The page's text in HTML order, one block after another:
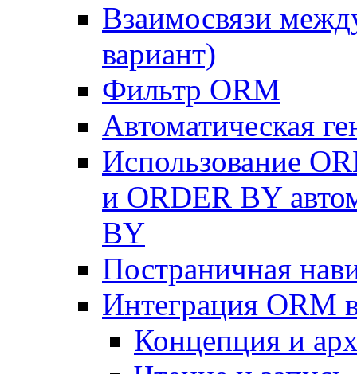
Взаимосвязи
вариант)
Фильтр ORM
Автоматическая
Использование
и ORDER BY
BY
Постраничная
Интеграция ORM
Концепция и